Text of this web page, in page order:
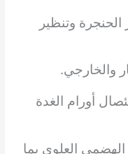
وتنظير
والخارجي.
أورام الغدة
الهضمي العلوي بما